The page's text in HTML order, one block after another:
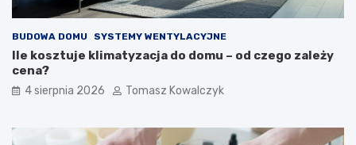
BUDOWA DOMU SYSTEMY WENTYLACYJNE
Ile kosztuje klimatyzacja do domu – od czego zależy
cena?
4 sierpnia 2026 Tomasz Kowalczyk